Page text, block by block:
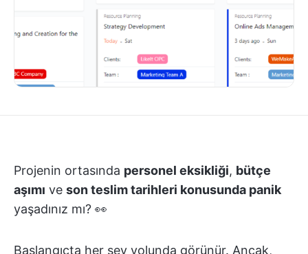
Projenin ortasında personel eksikliği, bütçe
aşımı ve son teslim tarihleri konusunda panik
yaşadınız mı? 👀
Başlangıçta her şey yolunda görünür. Ancak,